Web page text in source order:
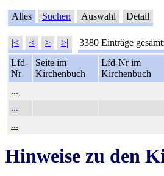
Alles Suchen Auswahl Detail
|< < > >| 3380 Einträge gesamt:
Lfd-
Nr
Seite im
Kirchenbuch
Lfd-Nr im
Kirchenbuch
...
...
...
Hinweise zu den